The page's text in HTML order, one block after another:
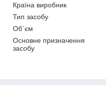
Країна виробник
Тип засобу
Об`єм
Основне призначення
засобу